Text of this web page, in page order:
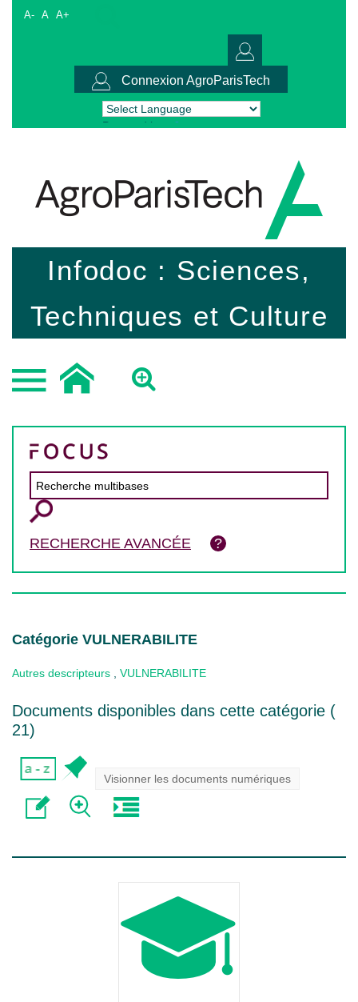
A- A A+
Connexion AgroParisTech
Powered by Translate
Infodoc : Sciences,
Techniques et Culture
RECHERCHE AVANCÉE
Catégorie VULNERABILITE
Autres descripteurs VULNERABILITE
Documents disponibles dans cette catégorie (
21)
Visionner les documents numériques